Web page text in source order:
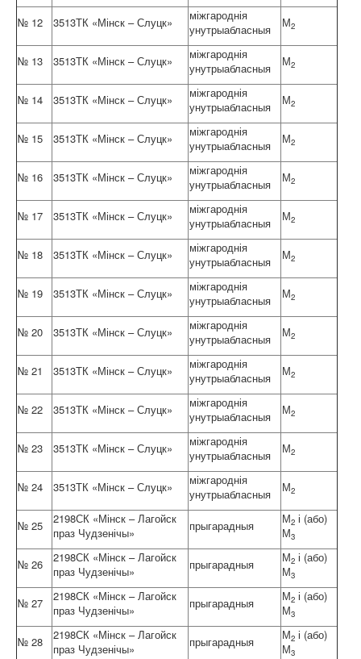
№ 12 3513ТК «Мінск – Слуцк»
міжгароднія
унутрыабласныя
М2
№ 13 3513ТК «Мінск – Слуцк»
міжгароднія
унутрыабласныя
М2
№ 14 3513ТК «Мінск – Слуцк»
міжгароднія
унутрыабласныя
М2
№ 15 3513ТК «Мінск – Слуцк»
міжгароднія
унутрыабласныя
М2
№ 16 3513ТК «Мінск – Слуцк»
міжгароднія
унутрыабласныя
М2
№ 17 3513ТК «Мінск – Слуцк»
міжгароднія
унутрыабласныя
М2
№ 18 3513ТК «Мінск – Слуцк»
міжгароднія
унутрыабласныя
М2
№ 19 3513ТК «Мінск – Слуцк»
міжгароднія
унутрыабласныя
М2
№ 20 3513ТК «Мінск – Слуцк»
міжгароднія
унутрыабласныя
М2
№ 21 3513ТК «Мінск – Слуцк»
міжгароднія
унутрыабласныя
М2
№ 22 3513ТК «Мінск – Слуцк»
міжгароднія
унутрыабласныя
М2
№ 23 3513ТК «Мінск – Слуцк»
міжгароднія
унутрыабласныя
М2
№ 24 3513ТК «Мінск – Слуцк»
міжгароднія
унутрыабласныя
М2
№ 25
2198СК «Мінск – Лагойск
праз Чудзенічы»
прыгарадныя М2 і (або)
М3
№ 26
2198СК «Мінск – Лагойск
праз Чудзенічы»
прыгарадныя М2 і (або)
М3
№ 27
2198СК «Мінск – Лагойск
праз Чудзенічы»
прыгарадныя М2 і (або)
М3
№ 28
2198СК «Мінск – Лагойск
праз Чудзенічы»
прыгарадныя М2 і (або)
М3